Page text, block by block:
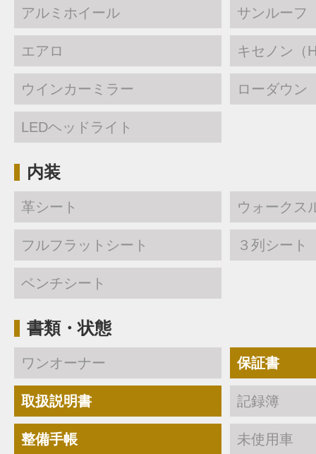
アルミホイール サンルーフ
エアロ キセノン（
ウインカーミラー ローダウン
LEDヘッドライト
内装
革シート ウォークス
フルフラットシート ３列シート
ベンチシート
書類・状態
ワンオーナー 保証書
取扱説明書 記録簿
整備手帳 未使用車